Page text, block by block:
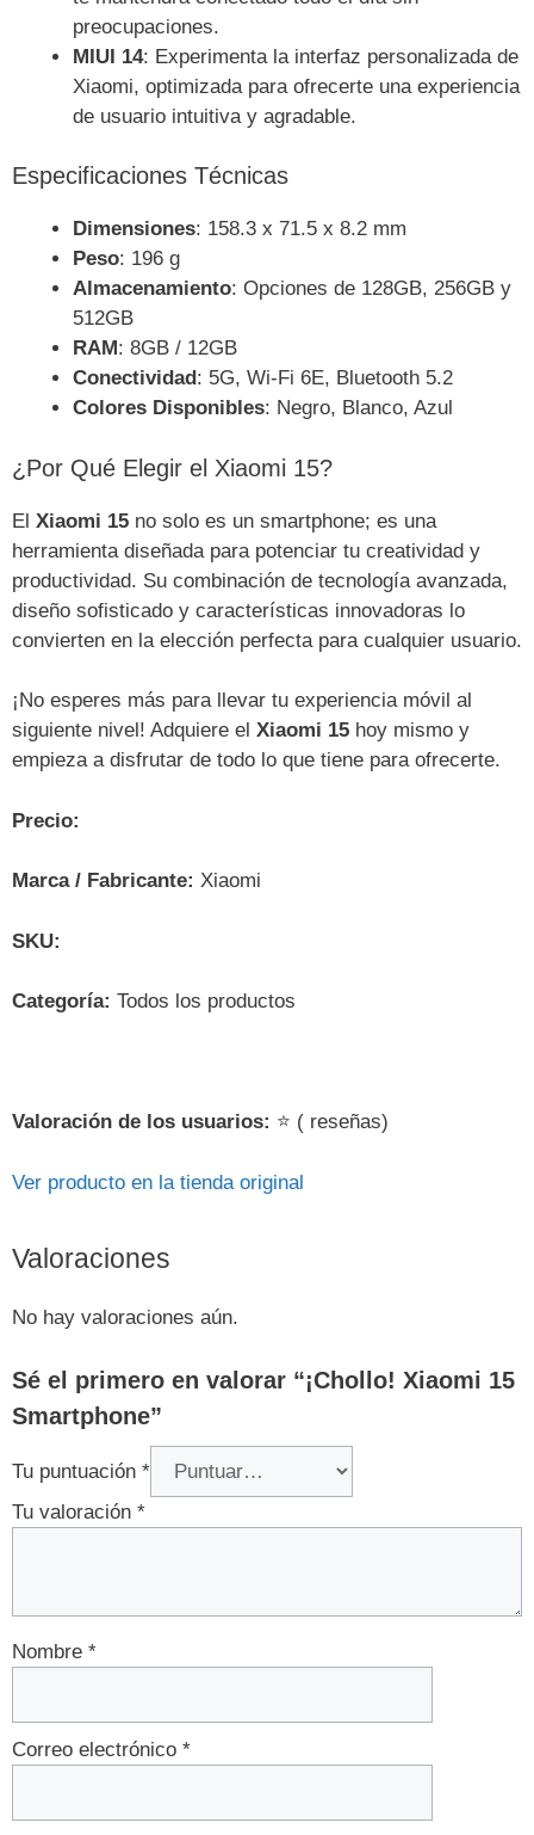
preocupaciones.
MIUI 14: Experimenta la interfaz personalizada de
Xiaomi, optimizada para ofrecerte una experiencia
de usuario intuitiva y agradable.
Especificaciones Técnicas
Dimensiones: 158.3 x 71.5 x 8.2 mm
Peso: 196 g
Almacenamiento: Opciones de 128GB, 256GB y
512GB
RAM: 8GB / 12GB
Conectividad: 5G, Wi-Fi 6E, Bluetooth 5.2
Colores Disponibles: Negro, Blanco, Azul
¿Por Qué Elegir el Xiaomi 15?
El Xiaomi 15 no solo es un smartphone; es una
herramienta diseñada para potenciar tu creatividad y
productividad. Su combinación de tecnología avanzada,
diseño sofisticado y características innovadoras lo
convierten en la elección perfecta para cualquier usuario.
¡No esperes más para llevar tu experiencia móvil al
siguiente nivel! Adquiere el Xiaomi 15 hoy mismo y
empieza a disfrutar de todo lo que tiene para ofrecerte.
Precio:
Marca / Fabricante: Xiaomi
SKU:
Categoría: Todos los productos
Valoración de los usuarios: ⭐ ( reseñas)
Ver producto en la tienda original
Valoraciones
No hay valoraciones aún.
Sé el primero en valorar “¡Chollo! Xiaomi 15
Smartphone”
Tu puntuación *
Tu valoración *
Nombre *
Correo electrónico *